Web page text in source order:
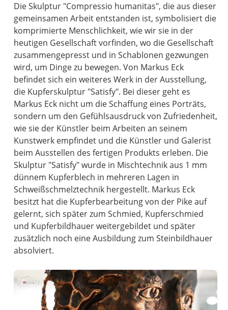
Die Skulptur "Compressio humanitas", die aus dieser
gemeinsamen Arbeit entstanden ist, symbolisiert die
komprimierte Menschlichkeit, wie wir sie in der
heutigen Gesellschaft vorfinden, wo die Gesellschaft
zusammengepresst und in Schablonen gezwungen
wird, um Dinge zu bewegen. Von Markus Eck
befindet sich ein weiteres Werk in der Ausstellung,
die Kupferskulptur "Satisfy". Bei dieser geht es
Markus Eck nicht um die Schaffung eines Porträts,
sondern um den Gefühlsausdruck von Zufriedenheit,
wie sie der Künstler beim Arbeiten an seinem
Kunstwerk empfindet und die Künstler und Galerist
beim Ausstellen des fertigen Produkts erleben. Die
Skulptur "Satisfy" wurde in Mischtechnik aus 1 mm
dünnem Kupferblech in mehreren Lagen in
Schweißschmelztechnik hergestellt. Markus Eck
besitzt hat die Kupferbearbeitung von der Pike auf
gelernt, sich später zum Schmied, Kupferschmied
und Kupferbildhauer weitergebildet und später
zusätzlich noch eine Ausbildung zum Steinbildhauer
absolviert.